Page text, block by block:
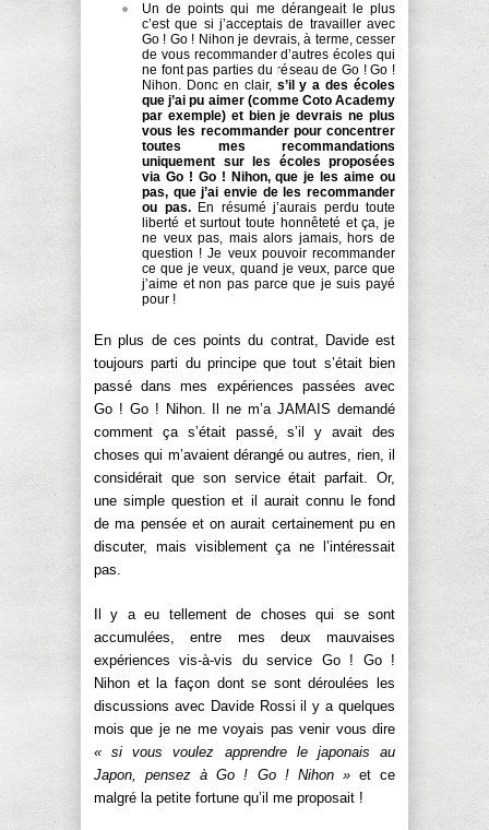
Un de points qui me dérangeait le plus
c’est que si j’acceptais de travailler avec
Go ! Go ! Nihon je devrais, à terme, cesser
de vous recommander d’autres écoles qui
ne font pas parties du réseau de Go ! Go !
Nihon. Donc en clair, s’il y a des écoles
que j’ai pu aimer (comme Coto Academy
par exemple) et bien je devrais ne plus
vous les recommander pour concentrer
toutes mes recommandations
uniquement sur les écoles proposées
via Go ! Go ! Nihon, que je les aime ou
pas, que j’ai envie de les recommander
ou pas.En résumé j’aurais perdu toute
liberté et surtout toute honnêteté et ça, je
ne veux pas, mais alors jamais, hors de
question ! Je veux pouvoir recommander
ce que je veux, quand je veux, parce que
j’aime et non pas parce que je suis payé
pour !
En plus de ces points du contrat, Davide est
toujours parti du principe que tout s’était bien
passé dans mes expériences passées avec
Go ! Go ! Nihon. Il ne m’a JAMAIS demandé
comment ça s’était passé, s’il y avait des
choses qui m’avaient dérangé ou autres, rien, il
considérait que son service était parfait. Or,
une simple question et il aurait connu le fond
de ma pensée et on aurait certainement pu en
discuter, mais visiblement ça ne l’intéressait
pas.
Il y a eu tellement de choses qui se sont
accumulées, entre mes deux mauvaises
expériences vis-à-vis du service Go ! Go !
Nihon et la façon dont se sont déroulées les
discussions avec Davide Rossi il y a quelques
mois que je ne me voyais pas venir vous dire
« si vous voulez apprendre le japonais au
Japon, pensez à Go ! Go ! Nihon »et ce
malgré la petite fortune qu’il me proposait !